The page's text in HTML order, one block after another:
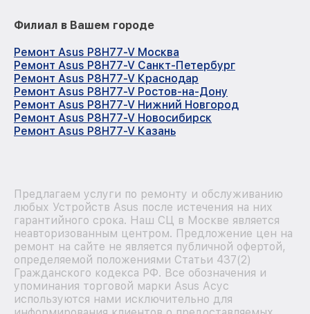
Филиал в Вашем городе
Ремонт Asus P8H77-V Москва
Ремонт Asus P8H77-V Санкт-Петербург
Ремонт Asus P8H77-V Краснодар
Ремонт Asus P8H77-V Ростов-на-Дону
Ремонт Asus P8H77-V Нижний Новгород
Ремонт Asus P8H77-V Новосибирск
Ремонт Asus P8H77-V Казань
Предлагаем услуги по ремонту и обслуживанию
любых Устройств Asus после истечения на них
гарантийного срока. Наш СЦ в Москве является
неавторизованным центром. Предложение цен на
ремонт на сайте не является публичной офертой,
определяемой положениями Статьи 437(2)
Гражданского кодекса РФ. Все обозначения и
упоминания торговой марки Asus Асус
используются нами исключительно для